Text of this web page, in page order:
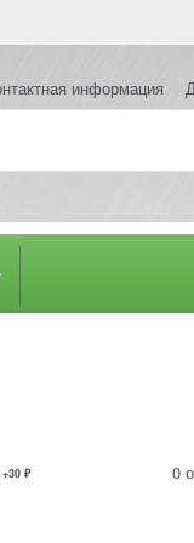
информация
₽ 0